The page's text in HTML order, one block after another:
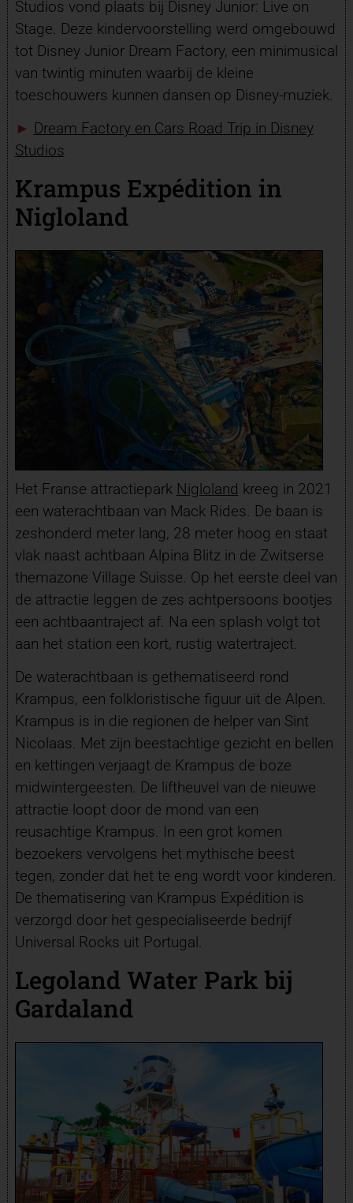
Studios vond plaats bij Disney Junior: Live on
Stage. Deze kindervoorstelling werd omgebouwd
tot Disney Junior Dream Factory, een minimusical
van twintig minuten waarbij de kleine
toeschouwers kunnen dansen op Disney-muziek.
► Dream Factory en Cars Road Trip in Disney
Studios
Krampus Expédition in
Nigloland
Het Franse attractiepark Nigloland kreeg in 2021
een waterachtbaan van Mack Rides. De baan is
zeshonderd meter lang, 28 meter hoog en staat
vlak naast achtbaan Alpina Blitz in de Zwitserse
themazone Village Suisse. Op het eerste deel van
de attractie leggen de zes achtpersoons bootjes
een achtbaantraject af. Na een splash volgt tot
aan het station een kort, rustig watertraject.
De waterachtbaan is gethematiseerd rond
Krampus, een folkloristische figuur uit de Alpen.
Krampus is in die regionen de helper van Sint
Nicolaas. Met zijn beestachtige gezicht en bellen
en kettingen verjaagt de Krampus de boze
midwintergeesten. De liftheuvel van de nieuwe
attractie loopt door de mond van een
reusachtige Krampus. In een grot komen
bezoekers vervolgens het mythische beest
tegen, zonder dat het te eng wordt voor kinderen.
De thematisering van Krampus Expédition is
verzorgd door het gespecialiseerde bedrijf
Universal Rocks uit Portugal.
Legoland Water Park bij
Gardaland